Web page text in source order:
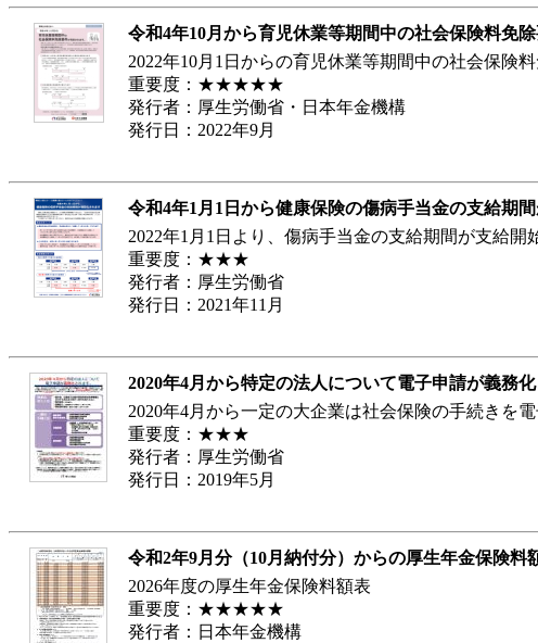
令和4年10月から育児休業等期間中の社会保険料免除
2022年10月1日からの育児休業等期間中の社会保険
重要度：★★★★★
発行者：厚生労働省・日本年金機構
発行日：2022年9月
令和4年1月1日から健康保険の傷病手当金の支給期
2022年1月1日より、傷病手当金の支給期間が支給
重要度：★★★
発行者：厚生労働省
発行日：2021年11月
2020年4月から特定の法人について電子申請が義務化
2020年4月から一定の大企業は社会保険の手続きを
重要度：★★★
発行者：厚生労働省
発行日：2019年5月
令和2年9月分（10月納付分）からの厚生年金保険料
2026年度の厚生年金保険料額表
重要度：★★★★★
発行者：日本年金機構